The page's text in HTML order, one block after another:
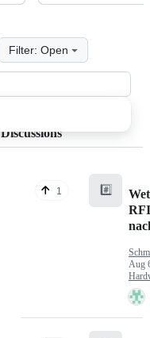
Filter: Open
Discussions
1 #️⃣
Aug